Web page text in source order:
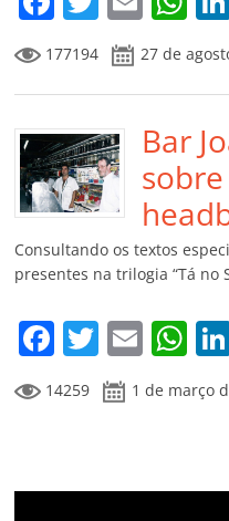
a
c
e
b
o
o
k
w
itt
er
m
ai
l
at
s
A
p
p
177194 27 de
Bar
Consultando os textos
presentes na trilogia “Tá no
F
a
c
b
T
w
itt
E
m
ai
W
at
A
14259 1 de março